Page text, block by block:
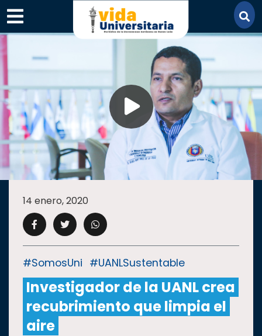
×
SECCIONES
ACADEMIA
CAMPUS UANL
CULTURA
DEPORTES
14 enero, 2020
#SomosUni #UANLSustentable
Investigador de la UANL crea
recubrimiento que limpia el
aire